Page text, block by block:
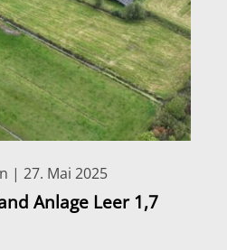
| 27. Mai 2025
Anlage Leer 1,7